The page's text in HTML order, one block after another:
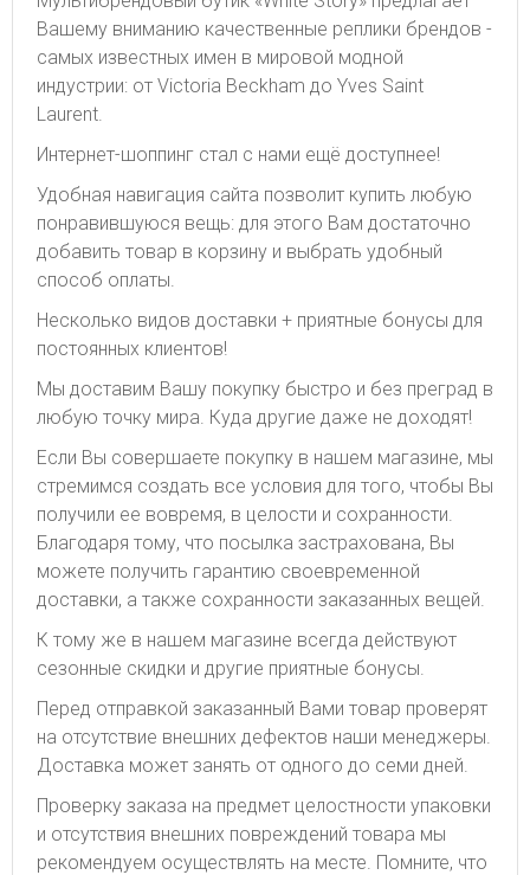
Вашему вниманию качественные реплики брендов -
самых известных имен в мировой модной
индустрии: от Victoria Beckham до Yves Saint
Laurent.
Интернет-шоппинг стал с нами ещё доступнее!
Удобная навигация сайта позволит купить любую
понравившуюся вещь: для этого Вам достаточно
добавить товар в корзину и выбрать удобный
способ оплаты.
Несколько видов доставки + приятные бонусы для
постоянных клиентов!
Мы доставим Вашу покупку быстро и без преград в
любую точку мира. Куда другие даже не доходят!
Если Вы совершаете покупку в нашем магазине, мы
стремимся создать все условия для того, чтобы Вы
получили ее вовремя, в целости и сохранности.
Благодаря тому, что посылка застрахована, Вы
можете получить гарантию своевременной
доставки, а также сохранности заказанных вещей.
К тому же в нашем магазине всегда действуют
сезонные скидки и другие приятные бонусы.
Перед отправкой заказанный Вами товар проверят
на отсутствие внешних дефектов наши менеджеры.
Доставка может занять от одного до семи дней.
Проверку заказа на предмет целостности упаковки
и отсутствия внешних повреждений товара мы
рекомендуем осуществлять на месте. Помните, что